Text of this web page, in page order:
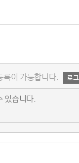
록이 가능합니다.